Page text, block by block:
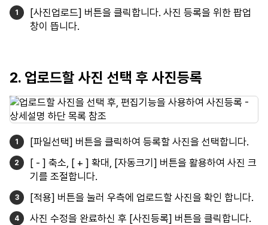
[사진업로드] 버튼을 클릭합니다. 사진 등록을 위한 팝업
창이 뜹니다.
2. 업로드할 사진 선택 후 사진등록
[파일선택] 버튼을 클릭하여 등록할 사진을 선택합니다.
[ - ] 축소, [ + ] 확대, [자동크기] 버튼을 활용하여 사진 크
기를 조절합니다.
[적용] 버튼을 눌러 우측에 업로드할 사진을 확인 합니다.
사진 수정을 완료하신 후 [사진등록] 버튼을 클릭합니다.